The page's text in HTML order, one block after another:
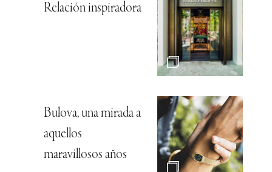
Relación inspiradora
Bulova, una mirada a
aquellos
maravillosos años